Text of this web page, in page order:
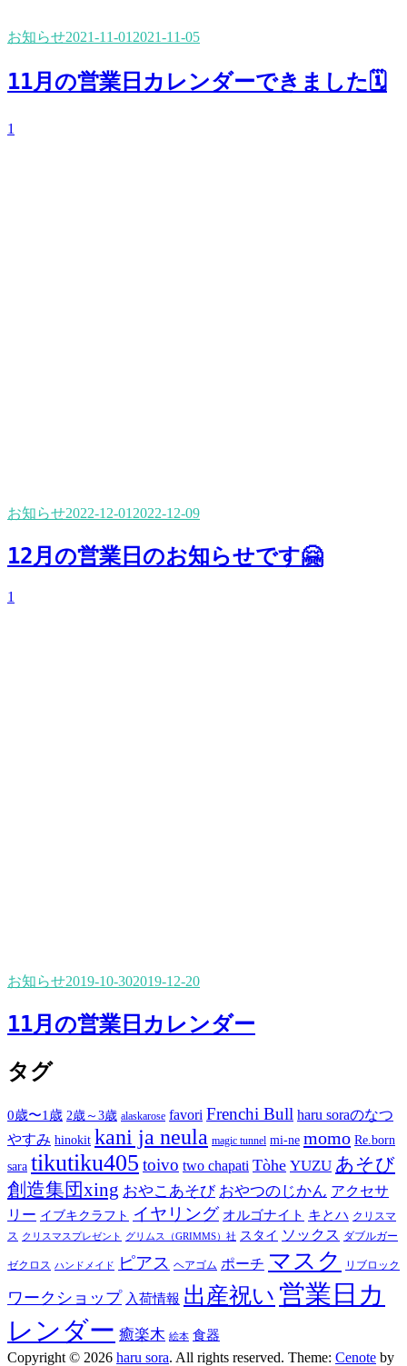
お知らせ2021-11-01 2021-11-05
11月の営業日カレンダーできました🗓
1
お知らせ2022-12-01 2022-12-09
12月の営業日のお知らせです🤗
1
お知らせ2019-10-302019-12-20
11月の営業日カレンダー
タグ
0歳〜1歳 2歳～3歳 alaskarose favori Frenchi Bull haru soraのなつ
やすみ hinokit kani ja neula magic tunnel mi-ne momo Re.born
sara tikutiku405 toivo two chapati Tòhe YUZU あそび
創造集団xing おやこあそび おやつのじかん アクセサ
リー イブキクラフト イヤリング オルゴナイト キとハ クリスマ
ス
クリスマスプレゼント グリムス（GRIMMS）社 スタイ ソックス ダブルガー
ゼクロス ハンドメイド ピアス ヘアゴム ポーチ マスク リブロック
ワークショップ 入荷情報 出産祝い 営業日カ
レンダー 癒楽木 絵本 食器
Copyright © 2026 haru sora. All rights reserved. Theme: Cenote by